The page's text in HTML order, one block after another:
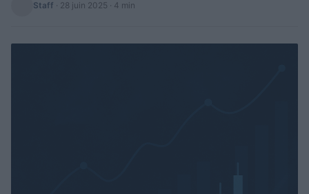
Staff · 28 juin 2025 · 4 min